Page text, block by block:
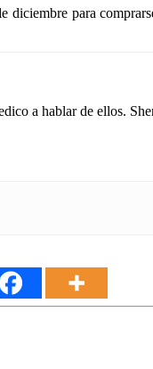
diciembre para
a hablar de ellos.